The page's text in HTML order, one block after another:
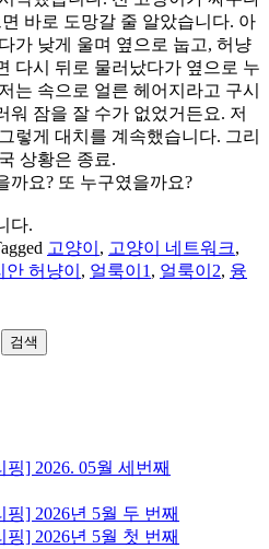
바로 도망갈 줄 알았습니다. 아
가 낮게 울며 옆으로 눕고, 허냥
다시 뒤로 물러났다가 옆으로 누
는 속으로 얼른 헤어지라고 구시
워 잠을 잘 수가 없었거든요. 저
렇게 대치를 계속했습니다. 그리
상황은 종료.
까요? 또 누구였을까요?
다.
고양이 , 고양이 네트워크,
허냥이 , 얼룩이1 , 얼룩이2, 융
검색
] 2026. 05월 세번째
] 2026년 5월 두 번째
] 2026년 5월 첫 번째